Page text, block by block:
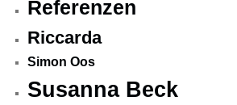
Referenzen
Riccarda
Simon Oos
Susanna Beck